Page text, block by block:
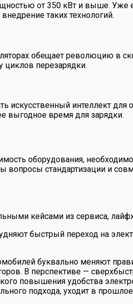
от 350 кВт и выше. Уже
таких технологий.
обещает революцию в
перезарядки.
интеллект для
выгодное время для зарядки.
оборудования,
вопросы стандартизации и
кейсами из сервиса,
быстрый переход на
буквально меняют
В перспективе —
повышения удобства
подхода, уходит в